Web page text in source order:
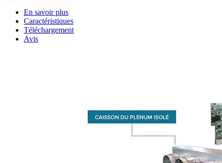
En savoir plus
Caractéristiques
Téléchargement
Avis